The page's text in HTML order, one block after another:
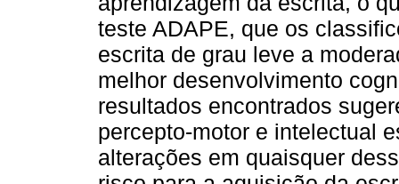
teste ADAPE, que os
escrita de grau leve a
melhor desenvolvimento
resultados encontrados
percepto-motor e intelectual
alterações em quaisquer